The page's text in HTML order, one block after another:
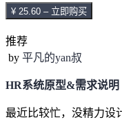
¥ 25.60 – 立即购买
推荐
by 平凡的yan叔
HR系统原型&需求说明
最近比较忙，没精力设